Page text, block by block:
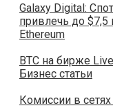
Galaxy Digital:
привлечь до
Ethereum
ВТС на бирже
Бизнес статьи
Комиссии в